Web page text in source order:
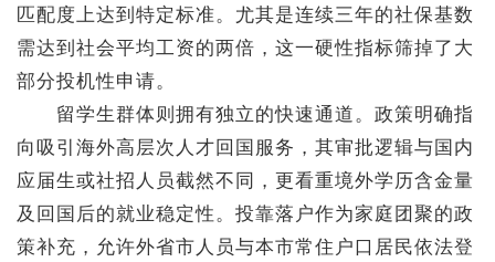
匹配度上达到特定标准。尤其是连续三年的社保基数
需达到社会平均工资的两倍，这一硬性指标筛掉了大
部分投机性申请。
留学生群体则拥有独立的快速通道。政策明确指
向吸引海外高层次人才回国服务，其审批逻辑与国内
应届生或社招人员截然不同，更看重境外学历含金量
及回国后的就业稳定性。投靠落户作为家庭团聚的政
策补充，允许外省市人员与本市常住户口居民依法登